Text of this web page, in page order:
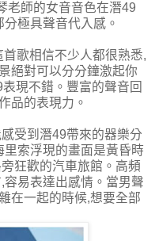
老師的女音音色在潛49
極具聲音代入感。
歌相信不少人都很熟悉,
絕對可以分分鐘激起你
現不錯。豐富的聲音回
品的表現力。
受到潛49帶來的器樂分
索浮現的畫面是黃昏時
狂歡的汽車旅館。高頻
易表達出感情。當男聲
在一起的時候,想要全部